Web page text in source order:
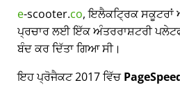
e-scooter.co, ਇਲੈਕਟ੍ਰਿਕ ਸਕੂਟਰਾਂ
ਪ੍ਰਚਾਰ ਲਈ ਇੱਕ ਅੰਤਰਰਾਸ਼ਟਰੀ
ਬੰਦ ਕਰ ਦਿੱਤਾ ਗਿਆ ਸੀ।
ਇਹ ਪ੍ਰੋਜੈਕਟ 2017 ਵਿੱਚ